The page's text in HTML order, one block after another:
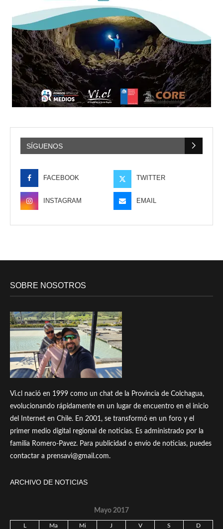
SÍGUENOS
FACEBOOK TWITTER
INSTAGRAM EMAIL
SOBRE NOSOTROS
Vi.cl nació en 1999 como un chat de la Provincia de Colchagua,
evolucionando rápidamente en un lugar de encuentro en el inicio
del Internet en Chile. En 2001, se transformó en un foro y el
primer medio digital regional de noticias. Es administrado por la
familia Romero-Pavez. Para publicidad o envío de noticias, puedes
contactar a prensavi@gmail.com.
ARCHIVO DE NOTICIAS
Mayo 2017
L Ma Mi J V S D